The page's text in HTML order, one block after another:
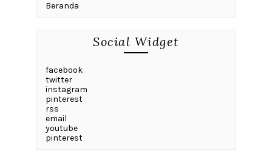
Beranda
Social Widget
facebook
twitter
instagram
pinterest
rss
email
youtube
pinterest